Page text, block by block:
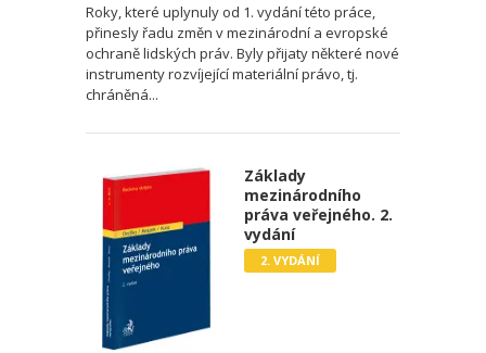
Roky, které uplynuly od 1. vydání této práce,
přinesly řadu změn v mezinárodní a evropské
ochraně lidských práv. Byly přijaty některé nové
instrumenty rozvíjející materiální právo, tj.
chráněná...
Základy
mezinárodního
práva veřejného. 2.
vydání
2. VYDÁNÍ